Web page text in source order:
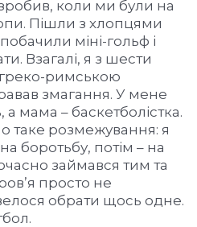
коли ми були на
Пішли з хлопцями
міні-гольф і
Взагалі, я з шести
римською
змагання. У мене
а мама – баскетболістка.
таке розмежування: я
боротьбу, потім – на
займався тим та
просто не
обрати щось одне.